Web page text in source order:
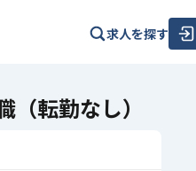
求人を探す
転勤なし）